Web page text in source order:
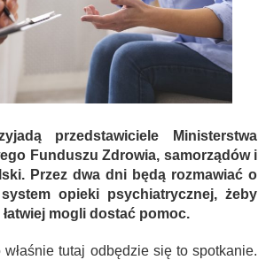
przedstawiciele Ministerstwa
Funduszu Zdrowia, samorządów i
Przez dwa dni będą rozmawiać o
opieki psychiatrycznej, żeby
mogli dostać pomoc.
tutaj odbędzie się to spotkanie.